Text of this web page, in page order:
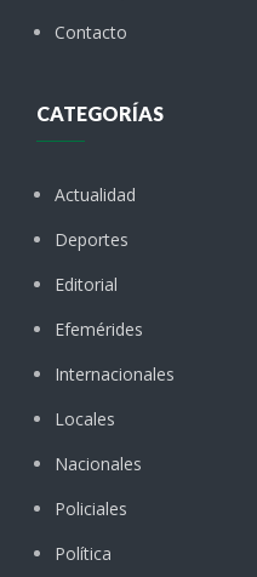
Contacto
CATEGORÍAS
Actualidad
Deportes
Editorial
Efemérides
Internacionales
Locales
Nacionales
Policiales
Política